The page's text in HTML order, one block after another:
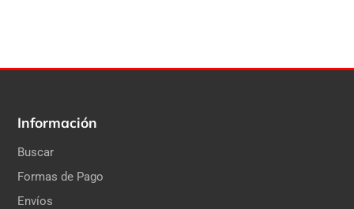
Información
Buscar
Formas de Pago
Envíos